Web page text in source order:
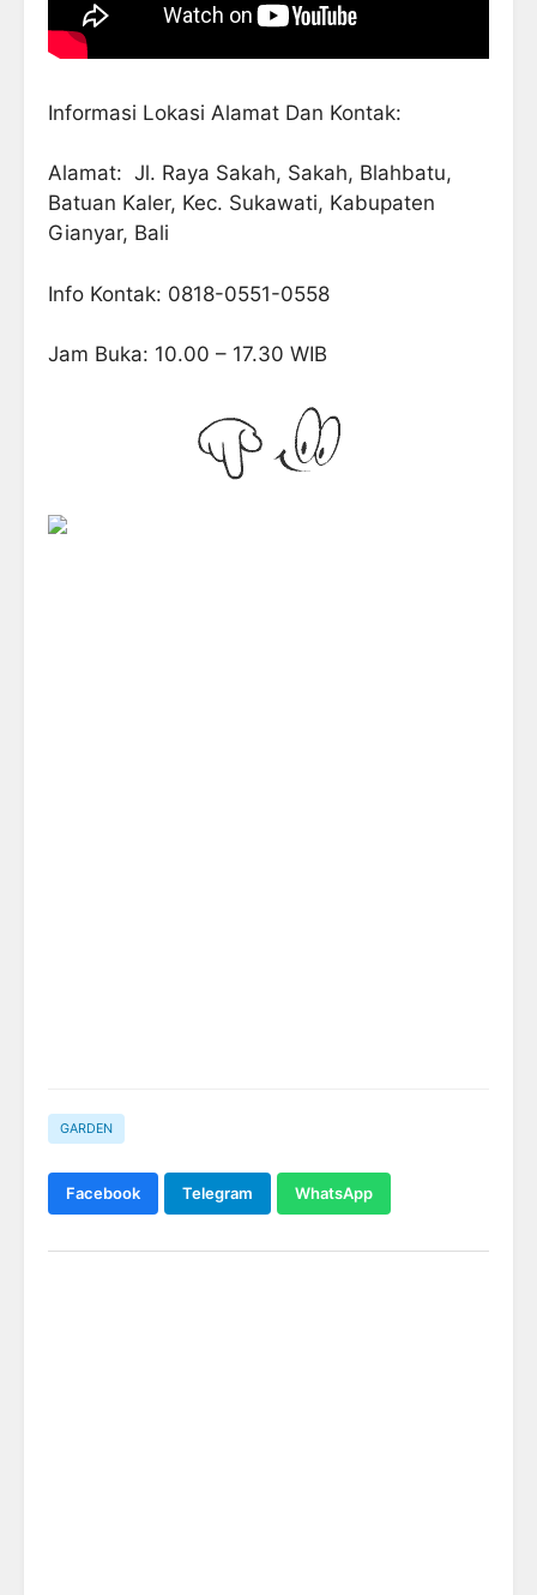
Informasi Lokasi Alamat Dan Kontak:
Alamat: Jl. Raya Sakah, Sakah, Blahbatu,
Batuan Kaler, Kec. Sukawati, Kabupaten
Gianyar, Bali
Info Kontak: 0818-0551-0558
Jam Buka: 10.00 – 17.30 WIB
GARDEN
Facebook Telegram WhatsApp